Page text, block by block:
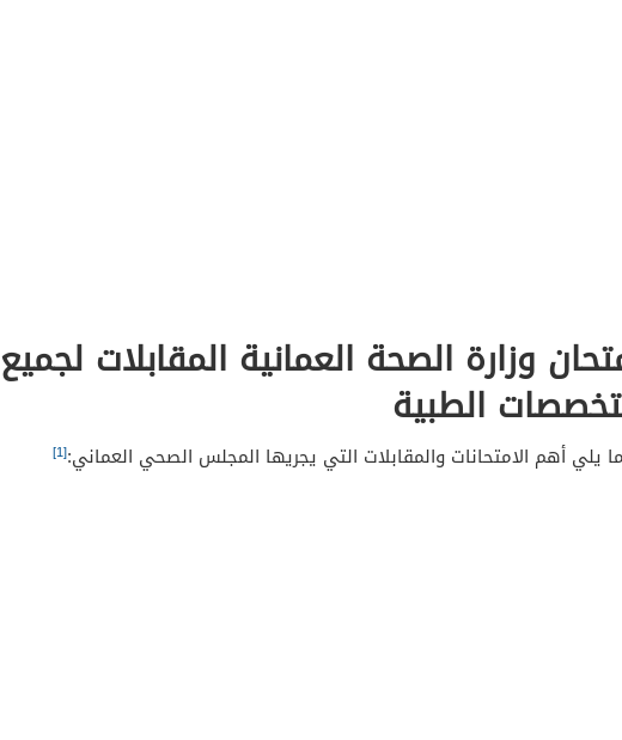
وزارة الصحة العمانية المقابلات لجميع
الطبية
يلي أهم الامتحانات والمقابلات التي يجريها المجلس الصحي العماني:[1]